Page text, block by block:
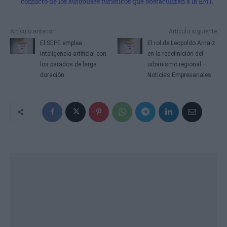
Artículo anterior
El SEPE emplea
inteligencia artificial con
los parados de larga
duración
Artículo siguiente
El rol de Leopoldo Arnaiz
en la redefinición del
urbanismo regional –
Noticias Empresariales